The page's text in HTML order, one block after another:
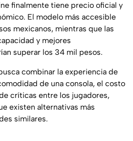
finalmente tiene precio oficial y
El modelo más accesible
mexicanos, mientras que las
y mejores
superar los 34 mil pesos.
combinar la experiencia de
de una consola, el costo
críticas entre los jugadores,
existen alternativas más
similares.